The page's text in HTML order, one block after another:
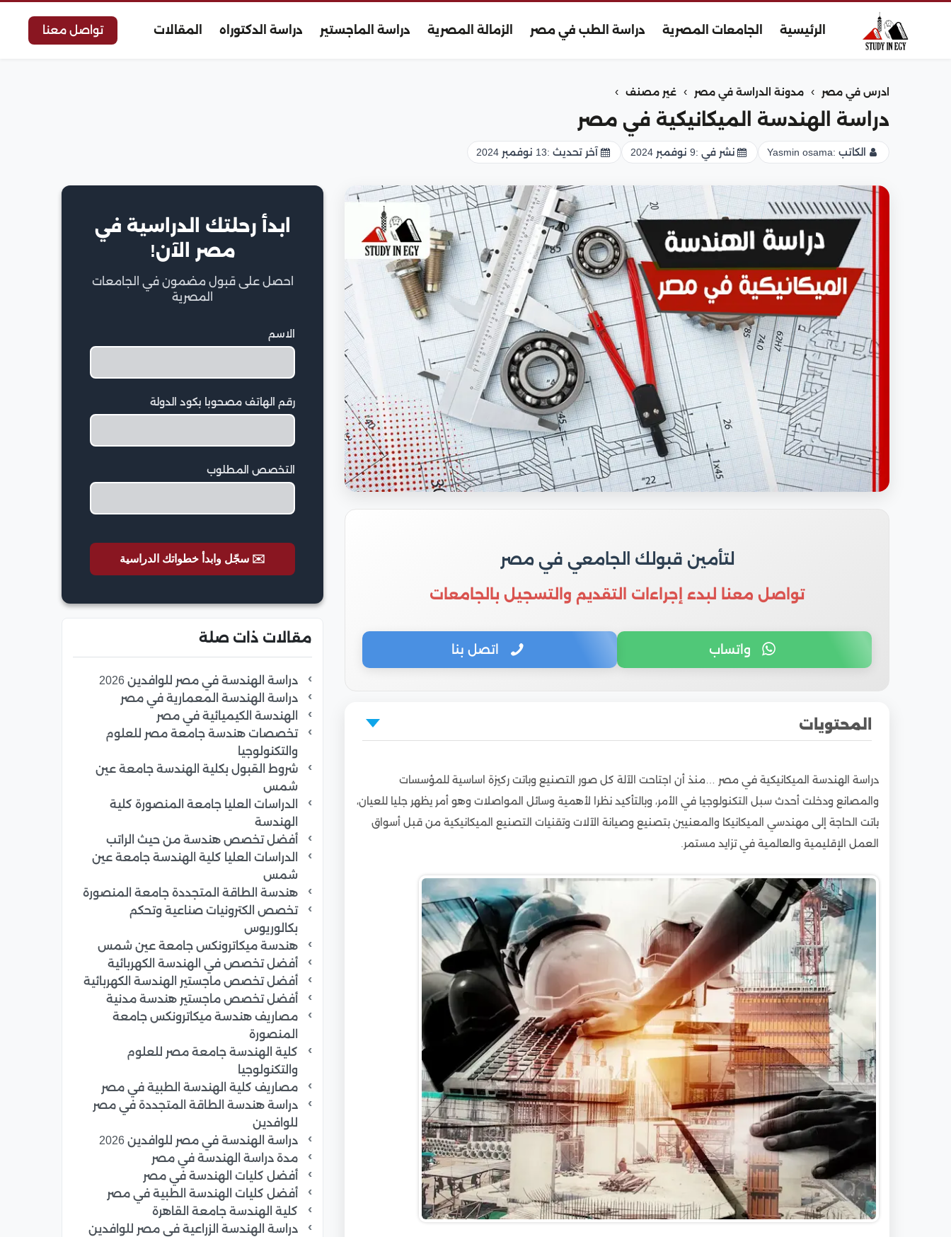
الرئيسية الجامعات المصرية دراسة الطب في مصر الزمالة المصرية دراسة الماجستير دراسة الدكتوراه المقالات تواصل معنا
ادرس في مصر › مدونة الدراسة في مصر › غير مصنف ›
دراسة الهندسة الميكانيكية في مصر
الكاتب :Yasmin osama نشر في :9 نوفمبر 2024 آخر تحديث :13 نوفمبر 2024
لتأمين قبولك الجامعي في مصر
تواصل معنا لبدء إجراءات التقديم والتسجيل بالجامعات
واتساب اتصل بنا
المحتويات
2
مميزات دراسة الهندسة الميكانيكية في مصر وفي الجامعات الأوروبية والأمريكية
مصاريف دراسة الهندسة الميكانيكية في مصر للوافدين
كم سنة دراسة الهندسة الميكانيكية؟
6
شروط الدراسة في مصر للوافدين
دراسة الهندسة الميكانيكية في مصر …منذ أن اجتاحت الآلة كل صور التصنيع وباتت ركيزة اساسية للمؤسسات
والمصانع ودخلت أحدث سبل التكنولوجيا في الأمر، وبالتأكيد نظرا لأهمية وسائل المواصلات وهو أمر يظهر جليا للعيان،
باتت الحاجة إلى مهندسي الميكانيكا والمعنيين بتصنيع وصيانة الآلات وتقنيات التصنيع الميكانيكية من قبل أسواق
العمل الإقليمية والعالمية في تزايد مستمر.
ابدأ رحلتك الدراسية في
مصر الآن!
احصل على قبول مضمون في الجامعات
المصرية
الاسم
رقم الهاتف مصحوبا بكود الدولة
التخصص المطلوب
✉️ سجّل وابدأ خطواتك الدراسية
مقالات ذات صلة
دراسة الهندسة في مصر للوافدين 2026
دراسة الهندسة المعمارية في مصر
الهندسة الكيميائية في مصر
تخصصات هندسة جامعة مصر للعلوم
والتكنولوجيا
شروط القبول بكلية الهندسة جامعة عين
شمس
الدراسات العليا جامعة المنصورة كلية
الهندسة
أفضل تخصص هندسة من حيث الراتب
الدراسات العليا كلية الهندسة جامعة عين
شمس
هندسة الطاقة المتجددة جامعة المنصورة
تخصص الكترونيات صناعية وتحكم
بكالوريوس
هندسة ميكاترونكس جامعة عين شمس
أفضل تخصص في الهندسة الكهربائية
أفضل تخصص ماجستير الهندسة الكهربائية
أفضل تخصص ماجستير هندسة مدنية
مصاريف هندسة ميكاترونكس جامعة
المنصورة
كلية الهندسة جامعة مصر للعلوم
والتكنولوجيا
مصاريف كلية الهندسة الطبية في مصر
دراسة هندسة الطاقة المتجددة في مصر
للوافدين
دراسة الهندسة في مصر للوافدين 2026
مدة دراسة الهندسة في مصر
أفضل كليات الهندسة في مصر
أفضل كليات الهندسة الطبية في مصر
كلية الهندسة جامعة القاهرة
دراسة الهندسة الزراعية في مصر للوافدين